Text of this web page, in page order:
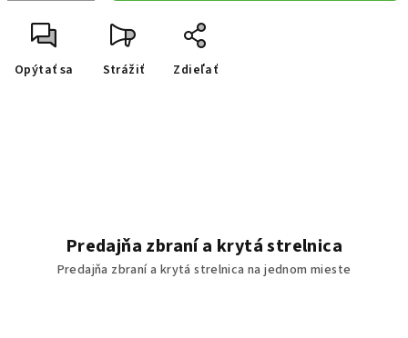
Opýtať sa Strážiť Zdieľať
Predajňa zbraní a krytá strelnica
Predajňa zbraní a krytá strelnica na jednom mieste